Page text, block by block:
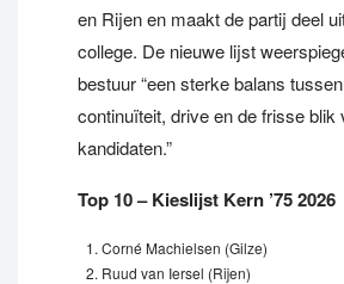
en Rijen en maakt de partij deel
college. De nieuwe lijst
bestuur “een sterke balans
continuïteit, drive en de frisse blik
kandidaten.”
Top 10 – Kieslijst Kern ’75 2026
Corné Machielsen (Gilze)
Ruud van Iersel (Rijen)